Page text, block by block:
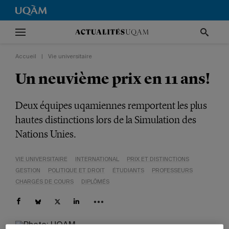
Accueil Vie universitaire
Un neuvième prix en 11 ans!
Deux équipes uqamiennes remportent les plus
hautes distinctions lors de la Simulation des
Nations Unies.
VIE UNIVERSITAIRE INTERNATIONAL
PRIX ET DISTINCTIONS
GESTION
POLITIQUE ET DROIT ÉTUDIANTS
PROFESSEURS
CHARGÉS DE COURS
DIPLÔMÉS